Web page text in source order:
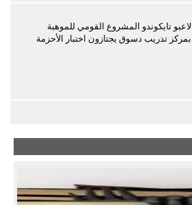
لاعبو تايكوندو المشروع القومي للموهبة
بمركز تدريب دسوق يجتازون اختبار الأحزمة